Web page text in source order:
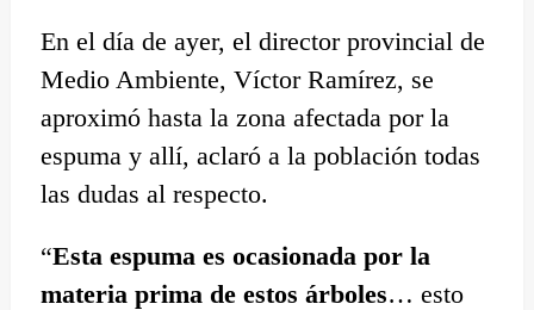
En el día de ayer, el director provincial de
Medio Ambiente, Víctor Ramírez, se
aproximó hasta la zona afectada por la
espuma y allí, aclaró a la población todas
las dudas al respecto.
“Esta espuma es ocasionada por la
materia prima de estos árboles… esto